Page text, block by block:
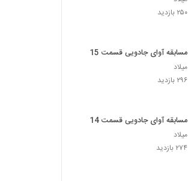
۲۵۰ بازدید
مسابقه آوای جادویی قسمت 15
میلاد
۲۹۶ بازدید
مسابقه آوای جادویی قسمت 14
میلاد
۲۷۴ بازدید